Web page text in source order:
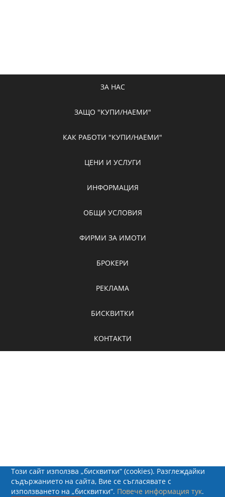
ЗА НАС
ЗАЩО "КУПИ/НАЕМИ"
КАК РАБОТИ "КУПИ/НАЕМИ"
ЦЕНИ И УСЛУГИ
ИНФОРМАЦИЯ
ОБЩИ УСЛОВИЯ
ФИРМИ ЗА ИМОТИ
БРОКЕРИ
РЕКЛАМА
БИСКВИТКИ
КОНТАКТИ
Този сайт използва „бисквитки“ (cookies). Разглеждайки
съдържанието на сайта, Вие се съгласявате с
използването на „бисквитки“. Повече информация тук.